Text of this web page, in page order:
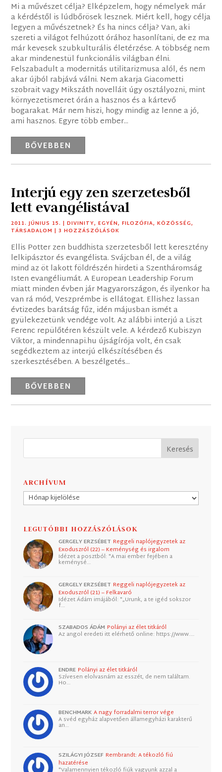
Mi a művészet célja? Elképzelem, hogy némelyek már
a kérdéstől is lúdbőrösek lesznek. Miért kell, hogy célja
legyen a művészetnek? És ha nincs célja? Van, aki
szereti a világot felhúzott órához hasonlítani, de ez ma
már kevesek szubkulturális életérzése. A többség nem
akar mindenestül funkcionális világban élni.
Felszabadult a modernitás utilitarizmusa alól, és nem
akar újból rabjává válni. Nem akarja Giacometti
szobrait vagy Mikszáth novelláit úgy osztályozni, mint
környezetismeret órán a hasznos és a kártevő
bogarakat. Már nem hiszi, hogy mindig az lenne a jó,
ami hasznos. Egyre több ember...
BŐVEBBEN
Interjú egy zen szerzetesből
lett evangélistával
2011. JÚNIUS 15. |DIVINITY,EGYÉN,FILOZÓFIA,KÖZÖSSÉG,
TÁRSADALOM | 3 HOZZÁSZÓLÁSOK
Ellis Potter zen buddhista szerzetesből lett keresztény
lelkipásztor és evangélista. Svájcban él, de a világ
mind az öt lakott földrészén hirdeti a Szentháromság
Isten evangéliumát. A European Leadership Forum
miatt minden évben jár Magyarországon, és ilyenkor ha
van rá mód, Veszprémbe is ellátogat. Ellishez lassan
évtizedes barátság fűz, idén májusban ismét a
gyülekezetünk vendége volt. Az alábbi interjú a Liszt
Ferenc repülőtéren készült vele. A kérdező Kubiszyn
Viktor, a mindennapi.hu újságírója volt, én csak
segédkeztem az interjú elkészítésében és
szerkesztésében. A beszélgetés...
BŐVEBBEN
ARCHÍVUM
Archívum
LEGUTÓBBI HOZZÁSZÓLÁSOK
GERGELY ERZSÉBET Reggeli naplójegyzetek az
Exoduszról (22) – Keménység és irgalom
Idézet a posztból: "A mai ember fejében a
keménysé…
GERGELY ERZSÉBET Reggeli naplójegyzetek az
Exoduszról (21) – Felkavaró
Idézet Ádám imájából: "„Urunk, a te igéd sokszor
f…
SZABADOS ÁDÁM Polányi az élet titkáról
Az angol eredeti itt elérhető online: https://www.…
ENDRE Polányi az élet titkáról
Szívesen elolvasnám az esszét, de nem találtam.
Ho…
BENCHMARK A nagy forradalmi terror vége
A svéd egyház alapvetően államegyházi karakterű
an…
SZILÁGYI JÓZSEF Rembrandt: A tékozló fiú
hazatérése